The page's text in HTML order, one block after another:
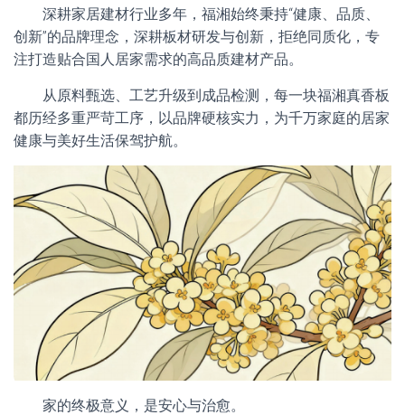
深耕家居建材行业多年，福湘始终秉持“健康、品质、
创新”的品牌理念，深耕板材研发与创新，拒绝同质化，专
注打造贴合国人居家需求的高品质建材产品。
从原料甄选、工艺升级到成品检测，每一块福湘真香板
都历经多重严苛工序，以品牌硬核实力，为千万家庭的居家
健康与美好生活保驾护航。
家的终极意义，是安心与治愈。